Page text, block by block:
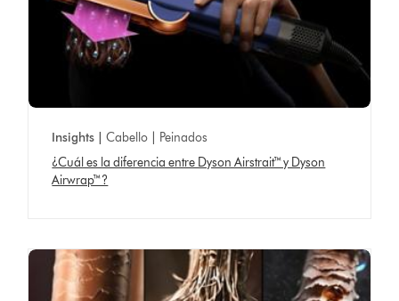
Insights |
Cabello | Peinados
¿Cuál es la diferencia entre Dyson Airstrait™ y Dyson
Airwrap™?